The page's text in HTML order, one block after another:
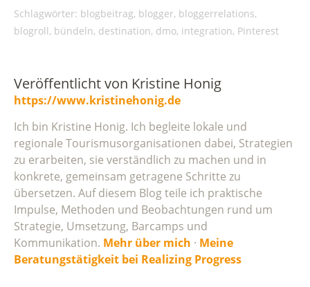
Schlagwörter: blogbeitrag, blogger, bloggerrelations,
blogroll, bündeln, destination, dmo, integration, Pinterest
Veröffentlicht von Kristine Honig
https://www.kristinehonig.de
Ich bin Kristine Honig. Ich begleite lokale und
regionale Tourismusorganisationen dabei, Strategien
zu erarbeiten, sie verständlich zu machen und in
konkrete, gemeinsam getragene Schritte zu
übersetzen. Auf diesem Blog teile ich praktische
Impulse, Methoden und Beobachtungen rund um
Strategie, Umsetzung, Barcamps und
Kommunikation. Mehr über mich · Meine
Beratungstätigkeit bei Realizing Progress